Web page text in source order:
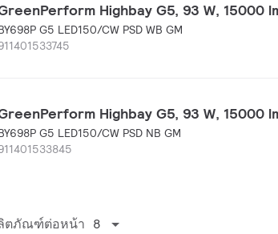
Highbay G5, 93 W, 15000
G5 LED150/CW PSD WB GM
Highbay G5, 93 W, 15000
G5 LED150/CW PSD NB GM
ตภัณฑ์ต่อหน้า 8